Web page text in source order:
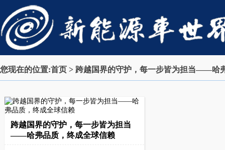
您现在的位置:首页 > 跨越国界的守护，每一步皆为担当——哈
跨越国界的守护，每一步皆为担当
——哈弗品质，终成全球信赖